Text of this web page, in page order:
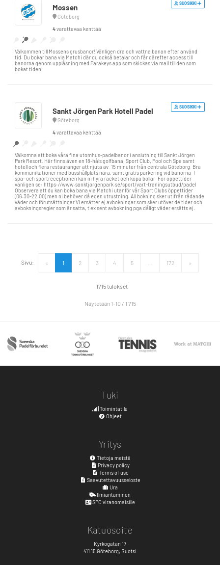
Mossen
Göteborg
4varattavaa kenttää
SUOSIKKI
Välkommen till Mossens grusbanor! Vänligen dra och vattna banan efter använd
tid. Du bokar bana via Matchi där du också betalar och får därefter access till
banorna genom upplåsning med Parakeys app som skickas via mail till den som
bokat tiden.
Sankt Jörgen Park Hotell Padel
Göteborg
4varattavaa kenttää
SUOSIKKI
Välkomna att boka våra fina utomhus-padelbanor i anslutning till Sankt Jörgen
Park Resort. Här finns även en 18-håls golfbana, Sport Club, Pool och Spa samt
hotell och flera restauranger att njuta av. 15 minuter från centrala Göteborg. Bra
kommunikationer med busshållplats nära, samt gratis parkering vid banorna. I
spa- och sportreceptionen kan ni hyra racket och köpa bollar. För öppettider
vänligen se: https://www.sanktjorgenpark.se/sport/vart-traningsutbud/padel
Observera att du kan boka bana via Matchi utanför vår Sport Clubs öppettider
(06.30-22.00) men ni behöver då egen utrustning. All bokning sker utifrån rådande
väder och förutsättningar Vi ersätter ej avbokningar som sker utöver de tider och
avbokningsregler som är satta, t ex sent avbokning pga dåligt väder ersätts ej.
Sivu: « 1 2 3 4 5 172 »
1715 tulokset
Näytetään 1-10 / 1 715
Tuki
Toimintatila
Ohjeet
Yritys
Tietoja meistä
Privacy policy
Terms of use
Saavutettavuusseloste
Ura
Ilmiantaminen
SPC viranomaisille
Katuosoite
Kyrkogatan 17
411 15 Göteborg, Ruotsi